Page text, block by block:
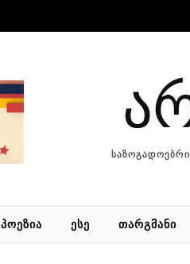
ᲞᲝᲔᲖᲘᲐ ᲔᲡᲔ ᲗᲐᲠᲒᲛᲐᲜᲘ